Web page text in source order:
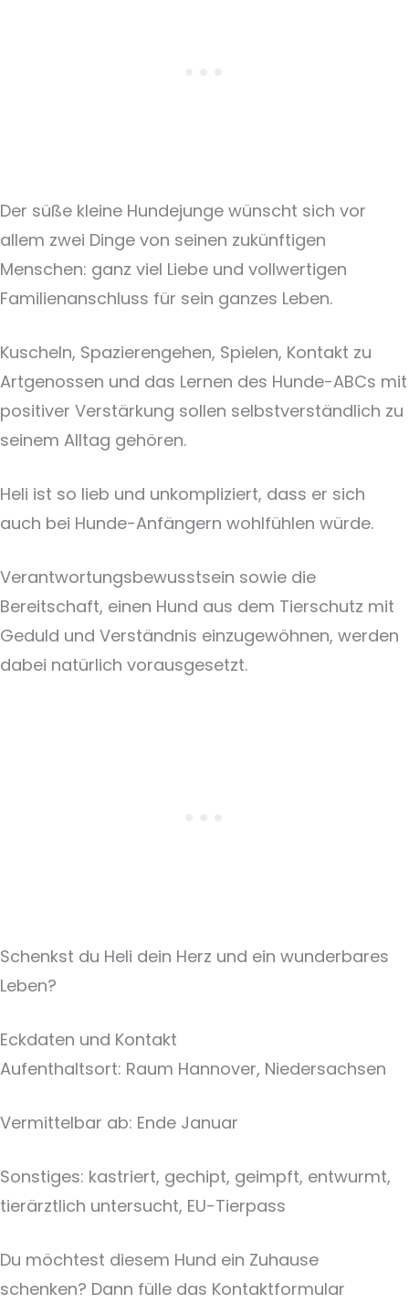
Der süße kleine Hundejunge wünscht sich vor
allem zwei Dinge von seinen zukünftigen
Menschen: ganz viel Liebe und vollwertigen
Familienanschluss für sein ganzes Leben.
Kuscheln, Spazierengehen, Spielen, Kontakt zu
Artgenossen und das Lernen des Hunde-ABCs mit
positiver Verstärkung sollen selbstverständlich zu
seinem Alltag gehören.
Heli ist so lieb und unkompliziert, dass er sich
auch bei Hunde-Anfängern wohlfühlen würde.
Verantwortungsbewusstsein sowie die
Bereitschaft, einen Hund aus dem Tierschutz mit
Geduld und Verständnis einzugewöhnen, werden
dabei natürlich vorausgesetzt.
Schenkst du Heli dein Herz und ein wunderbares
Leben?
Eckdaten und Kontakt
Aufenthaltsort: Raum Hannover, Niedersachsen
Vermittelbar ab: Ende Januar
Sonstiges: kastriert, gechipt, geimpft, entwurmt,
tierärztlich untersucht, EU-Tierpass
Du möchtest diesem Hund ein Zuhause
schenken? Dann fülle das Kontaktformular